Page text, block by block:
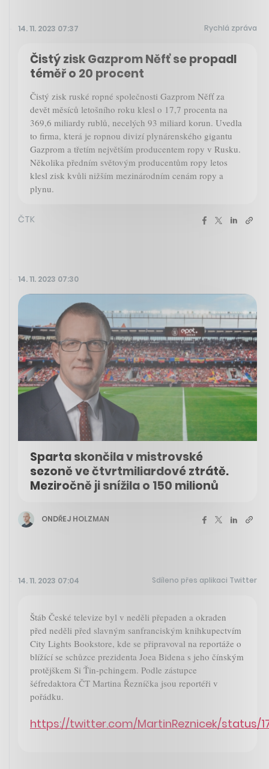
14. 11. 2023 07:37 Rychlá zpráva
Čistý zisk Gazprom Něfť se propadl
téměř o 20 procent
Čistý zisk ruské ropné společnosti Gazprom Něfť za
devět měsíců letošního roku klesl o 17,7 procenta na
369,6 miliardy rublů, necelých 93 miliard korun. Uvedla
to firma, která je ropnou divizí plynárenského gigantu
Gazprom a třetím největším producentem ropy v Rusku.
Několika předním světovým producentům ropy letos
klesl zisk kvůli nižším mezinárodním cenám ropy a
plynu.
ČTK
14. 11. 2023 07:30
Sparta skončila v mistrovské
sezoně ve čtvrtmiliardové ztrátě.
Meziročně ji snížila o 150 milionů
ONDŘEJ HOLZMAN
14. 11. 2023 07:04 Sdíleno přes aplikaci Twitter
Štáb České televize byl v neděli přepaden a okraden
před neděli před slavným sanfranciským knihkupectvím
City Lights Bookstore, kde se připravoval na reportáže o
blížící se schůzce prezidenta Joea Bidena s jeho čínským
protějškem Si Ťin-pchingem. Podle zástupce
šéfredaktora ČT Martina Řezníčka jsou reportéři v
pořádku.
https://twitter.com/MartinReznicek/status/